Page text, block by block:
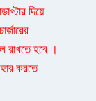
দিয়ে
রাখতে হবে ।
করতে